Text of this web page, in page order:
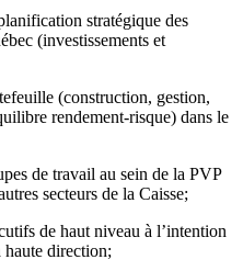
stratégique des
(investissements et
(construction, gestion,
rendement‑risque) dans le
de travail au sein de la PVP
secteurs de la Caisse;
de haut niveau à l’intention
haute direction;